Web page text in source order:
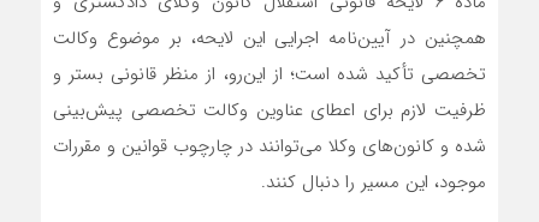
همچنین در آیین‌نامه اجرایی این لایحه، بر موضوع وکالت
تخصصی تأکید شده است؛ از این‌رو، از منظر قانونی بستر و
ظرفیت لازم برای اعطای عناوین وکالت تخصصی پیش‌بینی
شده و کانون‌های وکلا می‌توانند در چارچوب قوانین و مقررات
موجود، این مسیر را دنبال کنند.